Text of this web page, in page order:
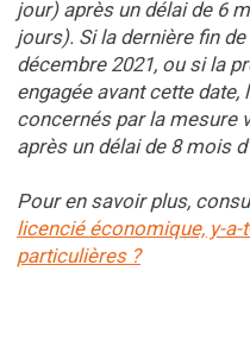
jour) après un délai de 6
jours). Si la dernière fin
décembre 2021, ou si la
engagée avant cette date,
concernés par la mesure
après un délai de 8 mois
Pour en savoir plus,
licencié économique, y-a-
particulières ?